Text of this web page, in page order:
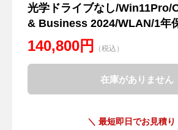
光学ドライブなし/Win11Pro/
& Business 2024/WLAN/1年
140,800円 （税込）
在庫がありません
＼ 最短即日でお見積り